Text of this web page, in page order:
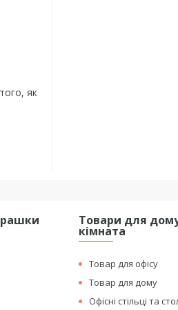
як
Товари для
кімната
Товар для офісу
Товар для дому
Офісні стільці та